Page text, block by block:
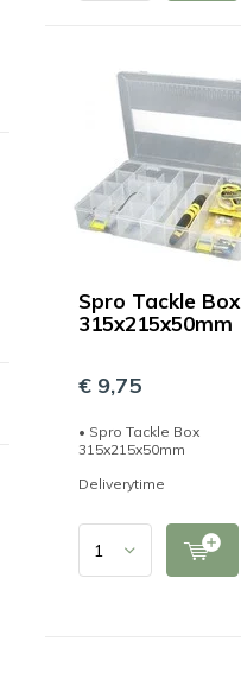
Spro Tackle Box
315x215x50mm
€ 9,75
• Spro Tackle Box
315x215x50mm
Deliverytime